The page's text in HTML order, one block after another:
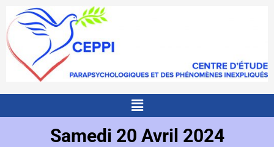
contenu
Menu
Samedi 20 Avril 2024